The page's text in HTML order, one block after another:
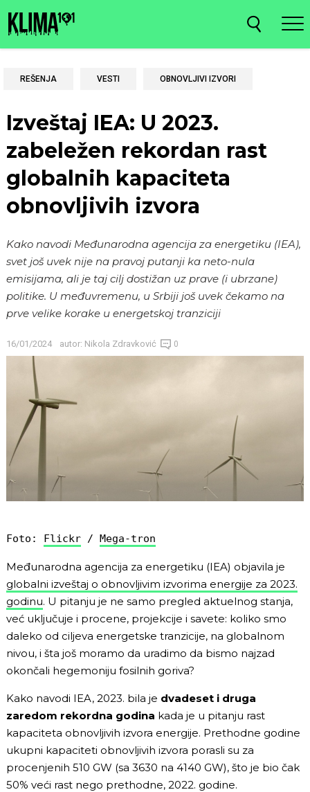
REŠENJA VESTI OBNOVLJIVI IZVORI
Izveštaj IEA: U 2023.
zabeležen rekordan rast
globalnih kapaciteta
obnovljivih izvora
Kako navodi Međunarodna agencija za energetiku (IEA),
svet još uvek nije na pravoj putanji ka neto-nula
emisijama, ali je taj cilj dostižan uz prave (i ubrzane)
politike. U međuvremenu, u Srbiji još uvek čekamo na
prve velike korake u energetskoj tranziciji
16/01/2024 autor: Nikola Zdravković 0
Foto: Flickr / Mega-tron
Međunarodna agencija za energetiku (IEA) objavila je
globalni izveštaj o obnovljivim izvorima energije za 2023.
godinu. U pitanju je ne samo pregled aktuelnog stanja,
već uključuje i procene, projekcije i savete: koliko smo
daleko od ciljeva energetske tranzicije, na globalnom
nivou, i šta još moramo da uradimo da bismo najzad
okončali hegemoniju fosilnih goriva?
Kako navodi IEA, 2023. bila je dvadeset i druga
zaredom rekordna godina kada je u pitanju rast
kapaciteta obnovljivih izvora energije. Prethodne godine
ukupni kapaciteti obnovljivih izvora porasli su za
procenjenih 510 GW (sa 3630 na 4140 GW), što je bio čak
50% veći rast nego prethodne, 2022. godine.